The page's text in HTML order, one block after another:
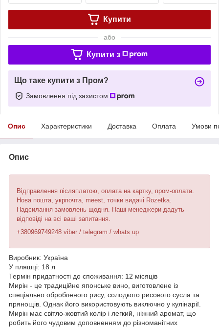
Купити
або
Купити з
Що таке купити з Пром?
Замовлення під захистом
Опис Характеристики Доставка Оплата Умови
Опис
Відправлення післяплатою, оплата на картку, пром-оплата.
Нова пошта, укрпочта, meest, точки видачі Rozetka.
Надсилання замовлень щодня. Наші менеджери дадуть
відповіді на всі ваші запитання.
+380969749248 viber / telegram / whats up
Виробник: Україна
У пляшці: 18 л
Термін придатності до споживання: 12 місяців
Мирін - це традиційне японське вино, виготовлене із
спеціально обробленого рису, солодкого рисового сусла та
прянощів. Однак його використовують виключно у кулінарії.
Мирін має світло-жовтий колір і легкий, ніжний аромат, що
робить його чудовим доповненням до різноманітних